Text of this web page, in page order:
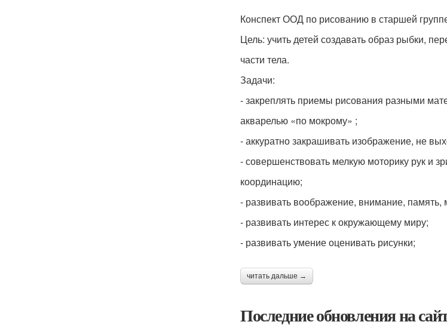
Конспект ООД по рисованию в старшей
Цель: учить детей создавать образ рыбки,
части тела.
Задачи:
- закреплять приемы рисования разными
акварелью «по мокрому» ;
- аккуратно закрашивать изображение, не
- совершенствовать мелкую моторику рук и
координацию;
- развивать воображение, внимание,
- развивать интерес к окружающему миру;
- развивать умение оценивать рисунки;
читать дальше →
Последние обновления на